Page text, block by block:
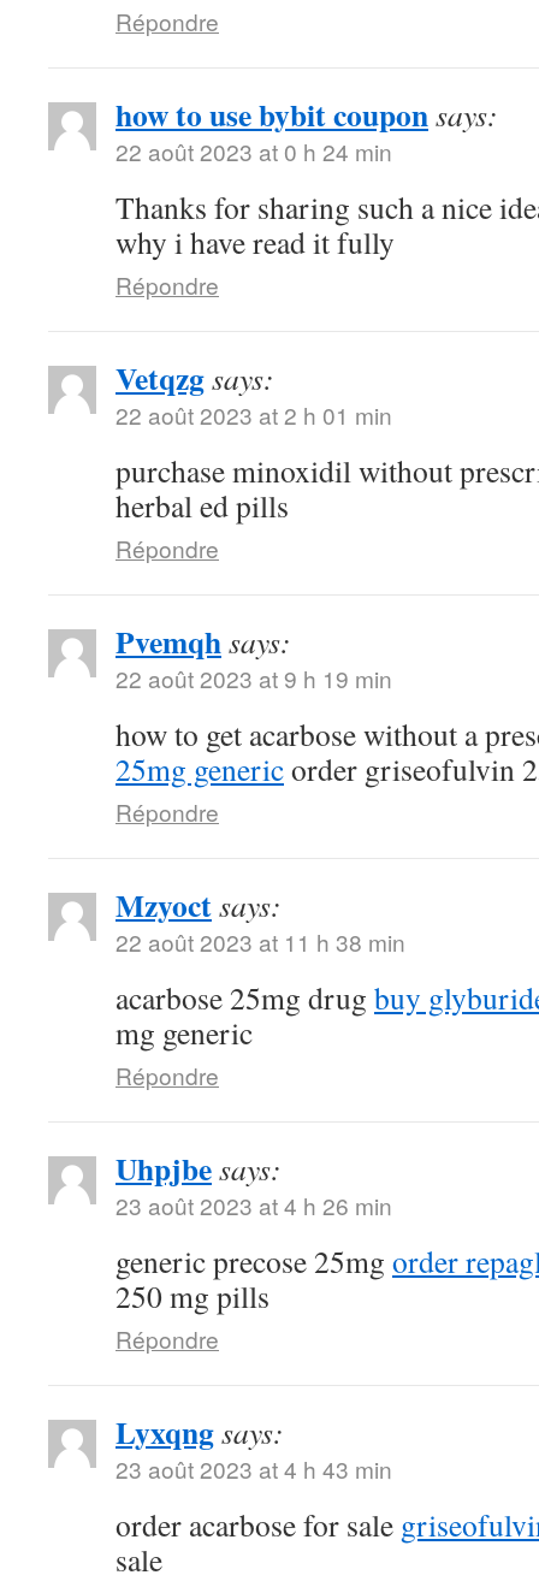
Répondre
how to use bybit couponsays:
22 août 2023 at 0 h 24 min
Thanks for sharing such a nice
why i have read it fully
Répondre
Vetqzgsays:
22 août 2023 at 2 h 01 min
purchase minoxidil without
herbal ed pills
Répondre
Pvemqhsays:
22 août 2023 at 9 h 19 min
how to get acarbose without a
25mg genericorder griseofulvin
Répondre
Mzyoctsays:
22 août 2023 at 11 h 38 min
acarbose 25mg drug buy
mg generic
Répondre
Uhpjbesays:
23 août 2023 at 4 h 26 min
generic precose 25mg order
250 mg pills
Répondre
Lyxqngsays:
23 août 2023 at 4 h 43 min
order acarbose for sale
sale